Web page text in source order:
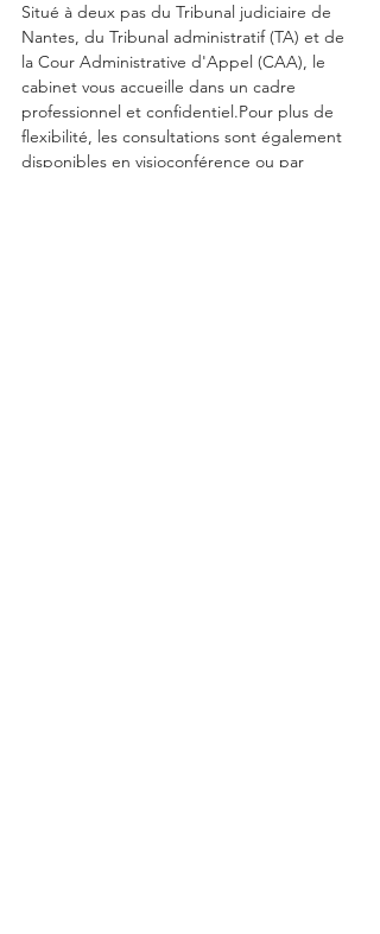
Situé à deux pas du Tribunal judiciaire de
Nantes, du Tribunal administratif (TA) et de
la Cour Administrative d'Appel (CAA), le
cabinet vous accueille dans un cadre
professionnel et confidentiel.Pour plus de
flexibilité, les consultations sont également
disponibles en visioconférence ou par